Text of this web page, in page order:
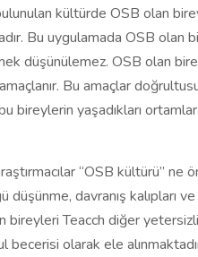
kültürde OSB olan
Bu uygulamada OSB olan
düşünülemez. OSB olan
Bu amaçlar
yaşadıkları ortamlar
“OSB kültürü” ne
davranış kalıpları ve
Teacch diğer yetersizlik
olarak ele